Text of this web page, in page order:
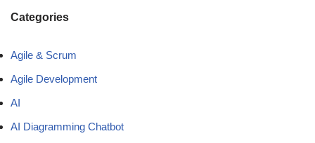
Categories
Agile & Scrum
Agile Development
AI
AI Diagramming Chatbot